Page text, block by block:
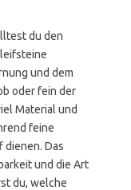
du den
und dem
oder fein der
Material und
feine
dienen. Das
und die Art
du, welche